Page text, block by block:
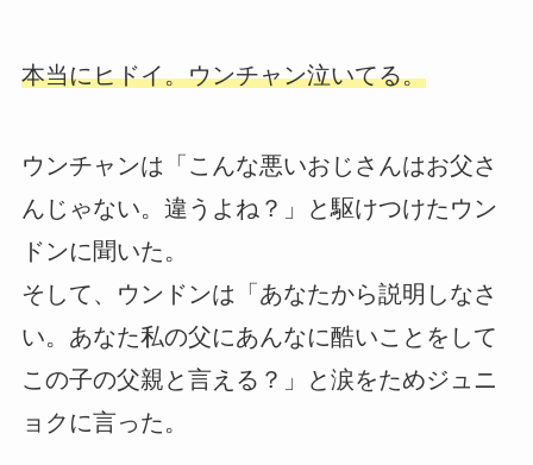
本当にヒドイ。ウンチャン泣いてる。
ウンチャンは「こんな悪いおじさんはお父さ
んじゃない。違うよね？」と駆けつけたウン
ドンに聞いた。
そして、ウンドンは「あなたから説明しなさ
い。あなた私の父にあんなに酷いことをして
この子の父親と言える？」と涙をためジュニ
ョクに言った。